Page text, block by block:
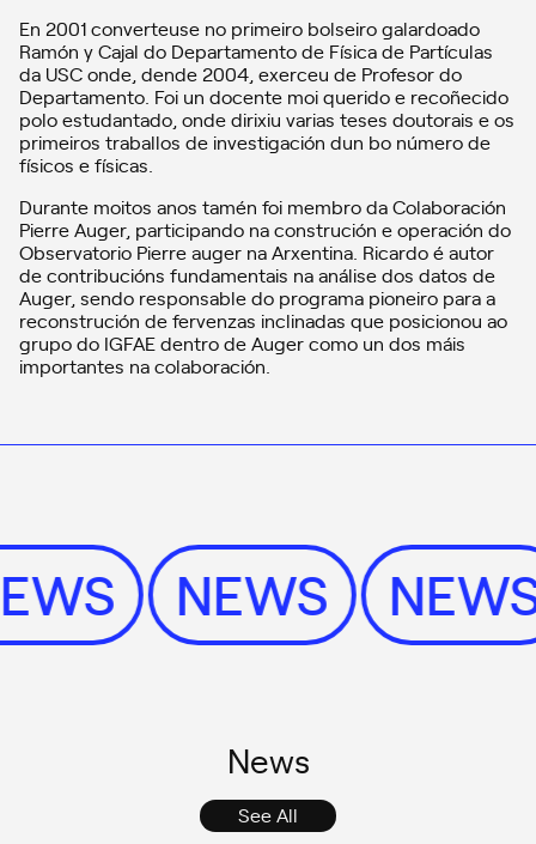
En 2001 converteuse no primeiro bolseiro galardoado
Ramón y Cajal do Departamento de Física de Partículas
da USC onde, dende 2004, exerceu de Profesor do
Departamento. Foi un docente moi querido e recoñecido
polo estudantado, onde dirixiu varias teses doutorais e os
primeiros traballos de investigación dun bo número de
físicos e físicas.
Durante moitos anos tamén foi membro da Colaboración
Pierre Auger, participando na construción e operación do
Observatorio Pierre auger na Arxentina. Ricardo é autor
de contribucións fundamentais na análise dos datos de
Auger, sendo responsable do programa pioneiro para a
reconstrución de fervenzas inclinadas que posicionou ao
grupo do IGFAE dentro de Auger como un dos máis
importantes na colaboración.
NEWS
News
See All